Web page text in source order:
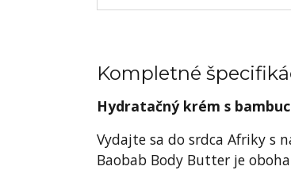
Kompletné
Hydratačný krém s
Vydajte sa do srdca Afriky s
Baobab Body Butter je